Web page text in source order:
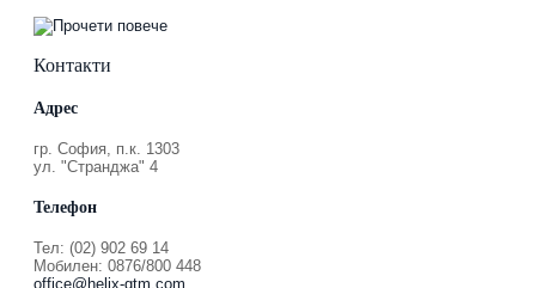
Контакти
Адрес
гр. София, п.к. 1303
ул. "Странджа" 4
Телефон
Тел: (02) 902 69 14
Мобилен: 0876/800 448
office@helix-gtm.com